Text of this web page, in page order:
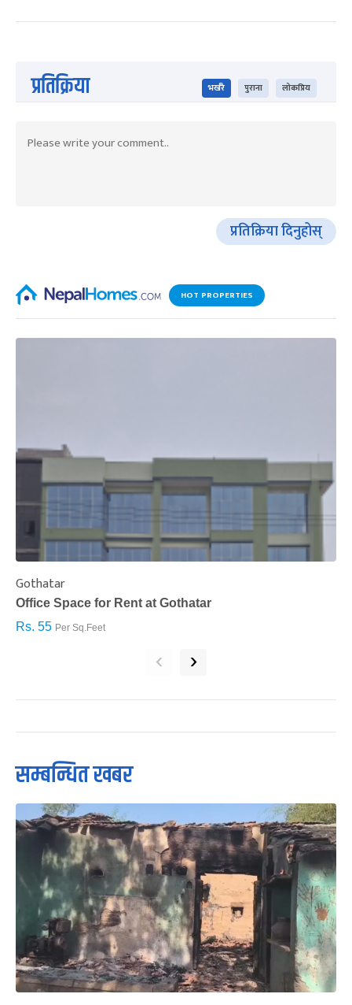
प्रतिक्रिया भर्खरै पुराना लोकप्रिय
प्रतिक्रिया दिनुहोस्
HOT PROPERTIES
Gothatar
Office Space for Rent at Gothatar
Rs. 55 Per Sq.Feet
‹ ›
सम्बन्धित खबर